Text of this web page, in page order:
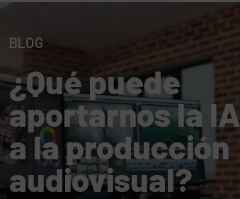
BLOG
¿Qué puede
aportarnos la IA
a la producción
audiovisual?